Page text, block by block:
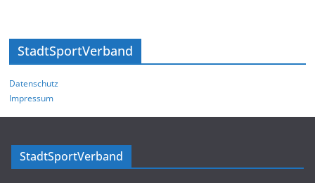
StadtSportVerband
Datenschutz
Impressum
StadtSportVerband